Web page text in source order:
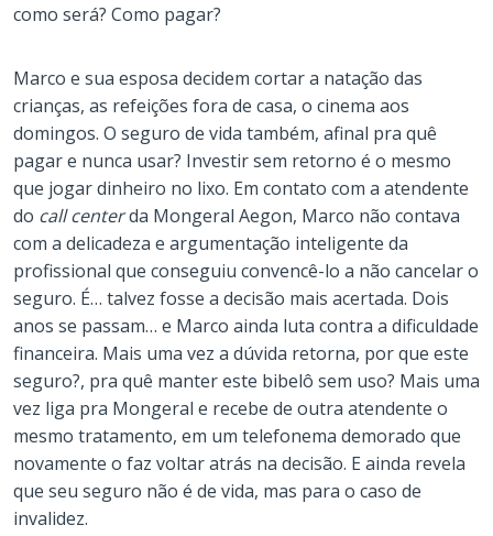
como será? Como pagar?
Marco e sua esposa decidem cortar a natação das
crianças, as refeições fora de casa, o cinema aos
domingos. O seguro de vida também, afinal pra quê
pagar e nunca usar? Investir sem retorno é o mesmo
que jogar dinheiro no lixo. Em contato com a atendente
do call centerda Mongeral Aegon, Marco não contava
com a delicadeza e argumentação inteligente da
profissional que conseguiu convencê-lo a não cancelar o
seguro. É… talvez fosse a decisão mais acertada. Dois
anos se passam… e Marco ainda luta contra a dificuldade
financeira. Mais uma vez a dúvida retorna, por que este
seguro?, pra quê manter este bibelô sem uso? Mais uma
vez liga pra Mongeral e recebe de outra atendente o
mesmo tratamento, em um telefonema demorado que
novamente o faz voltar atrás na decisão. E ainda revela
que seu seguro não é de vida, mas para o caso de
invalidez.